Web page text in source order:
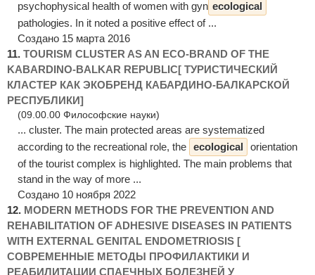
psychophysical health of women with gyn ecological
pathologies. In it noted a positive effect of ...
Создано 15 марта 2016
11. TOURISM CLUSTER AS AN ECO-BRAND OF THE
KABARDINO-BALKAR REPUBLIC[ ТУРИСТИЧЕСКИЙ
КЛАСТЕР КАК ЭКОБРЕНД КАБАРДИНО-БАЛКАРСКОЙ
РЕСПУБЛИКИ]
(09.00.00 Философские науки)
... cluster. The main protected areas are systematized
according to the recreational role, the ecological orientation
of the tourist complex is highlighted. The main problems that
stand in the way of more ...
Создано 10 ноября 2022
12. MODERN METHODS FOR THE PREVENTION AND
REHABILITATION OF ADHESIVE DISEASES IN PATIENTS
WITH EXTERNAL GENITAL ENDOMETRIOSIS [
СОВРЕМЕННЫЕ МЕТОДЫ ПРОФИЛАКТИКИ И
РЕАБИЛИТАЦИИ СПАЕЧНЫХ БОЛЕЗНЕЙ У